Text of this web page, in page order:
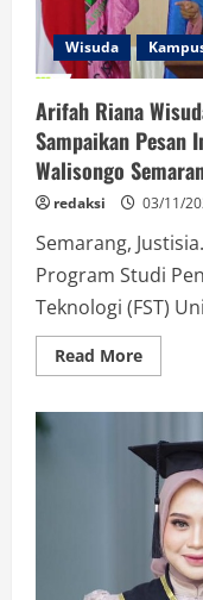
Wisuda
Arifah Riana
Sampaikan Pesan
Walisongo
redaksi 03/11/
Semarang,
Program Studi
Teknologi (FST)
Read MoreRead
more
Terbaik
Tingkat
Pesan
dalam
Wisuda
Ke-